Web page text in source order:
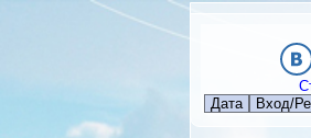
Дата
Вход/